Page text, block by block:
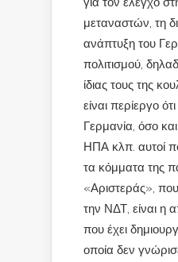
μεταναστών, τη
ανάπτυξη του
πολιτισμού,
ίδιας τους της
είναι περίεργο
Γερμανία, όσο
ΗΠΑ κλπ. αυτοί
τα κόμματα της
«Αριστεράς»,
την ΝΔΤ, είναι η
που έχει
οποία δεν